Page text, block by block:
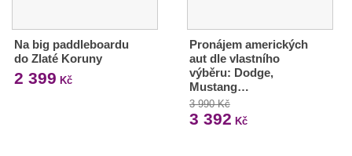
Na big paddleboardu
do Zlaté Koruny
2 399 Kč
Pronájem amerických
aut dle vlastního
výběru: Dodge,
Mustang…
3 990 Kč
3 392 Kč